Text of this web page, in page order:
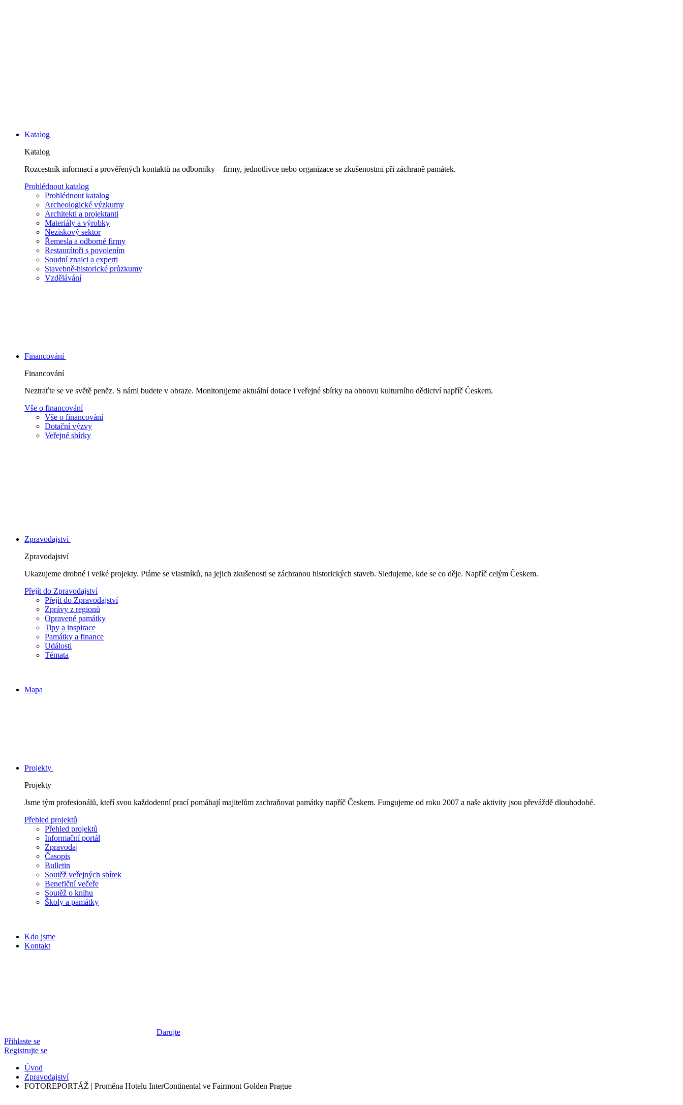
Katalog
Katalog
Rozcestník informací a prověřených kontaktů na odborníky – firmy, jednotlivce nebo organizace se zkušenostmi při záchraně památek.
Prohlédnout katalog
Prohlédnout katalog
Archeologické výzkumy
Architekti a projektanti
Materiály a výrobky
Neziskový sektor
Řemesla a odborné firmy
Restaurátoři s povolením
Soudní znalci a experti
Stavebně-historické průzkumy
Vzdělávání
Financování
Financování
Neztraťte se ve světě peněz. S námi budete v obraze. Monitorujeme aktuální dotace i veřejné sbírky na obnovu kulturního dědictví napříč Českem.
Vše o financování
Vše o financování
Dotační výzvy
Veřejné sbírky
Zpravodajství
Zpravodajství
Ukazujeme drobné i velké projekty. Ptáme se vlastníků, na jejich zkušenosti se záchranou historických staveb. Sledujeme, kde se co děje. Napříč celým Českem.
Přejít do Zpravodajství
Přejít do Zpravodajství
Zprávy z regionů
Opravené památky
Tipy a inspirace
Památky a finance
Události
Témata
Mapa
Projekty
Projekty
Jsme tým profesionálů, kteří svou každodenní prací pomáhají majitelům zachraňovat památky napříč Českem. Fungujeme od roku 2007 a naše aktivity jsou převáždě dlouhodobé.
Přehled projektů
Přehled projektů
Informační portál
Zpravodaj
Časopis
Bulletin
Soutěž veřejných sbírek
Benefiční večeře
Soutěž o knihu
Školy a památky
Kdo jsme
Kontakt
Darujte
Přihlaste se
Registrujte se
Úvod
Zpravodajství
FOTOREPORTÁŽ | Proměna Hotelu InterContinental ve Fairmont Golden Prague